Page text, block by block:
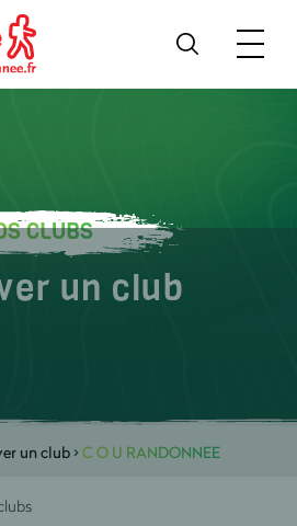
CLUBS
un club
un club>C O U RANDONNEE